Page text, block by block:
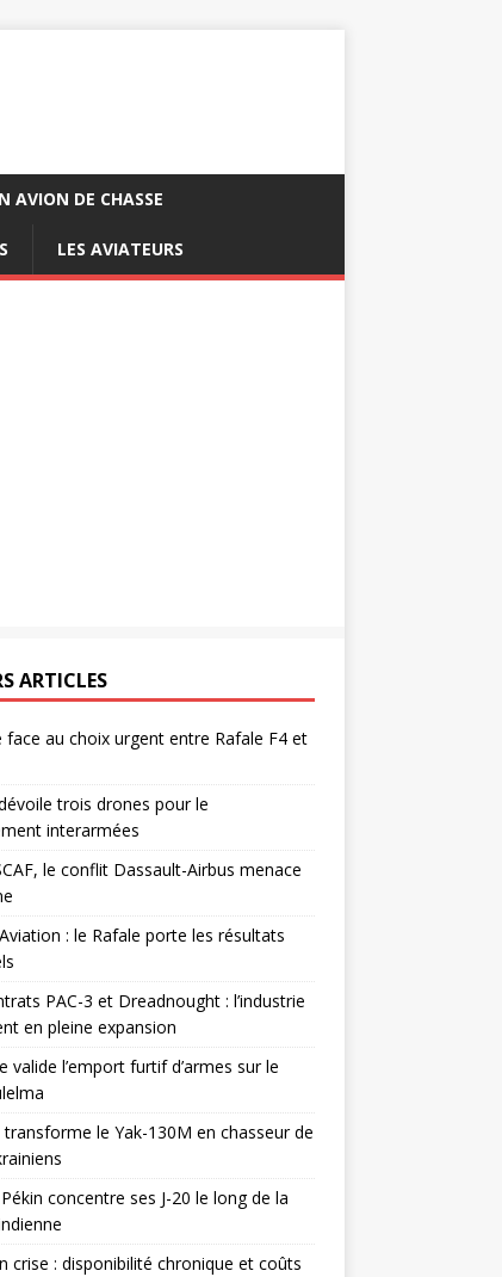
AVION DE CHASSE
LES AVIATEURS
ARTICLES
face au choix urgent entre Rafale F4 et
trois drones pour le
interarmées
le conflit Dassault-Airbus menace
: le Rafale porte les résultats
PAC-3 et Dreadnought : l’industrie
en pleine expansion
valide l’emport furtif d’armes sur le
transforme le Yak-130M en chasseur de
concentre ses J-20 le long de la
crise : disponibilité chronique et coûts